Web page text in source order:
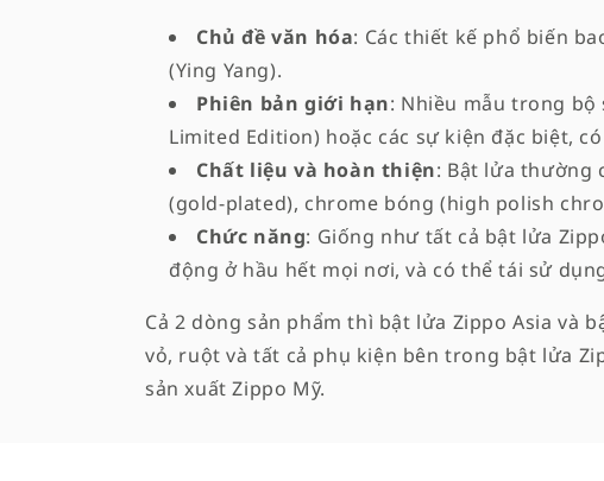
ậ
p
Chủ đề văn hóa: Các thiết kế phổ biến
(Ying Yang).
Phiên bản giới hạn: Nhiều mẫu trong bộ
Limited Edition) hoặc các sự kiện đặc biệt,
Chất liệu và hoàn thiện: Bật lửa thường
(gold-plated), chrome bóng (high polish
Chức năng: Giống như tất cả bật lửa
động ở hầu hết mọi nơi, và có thể tái sử
Cả 2 dòng sản phẩm thì bật lửa Zippo Asia và
vỏ, ruột và tất cả phụ kiện bên trong bật lửa
sản xuất Zippo Mỹ.